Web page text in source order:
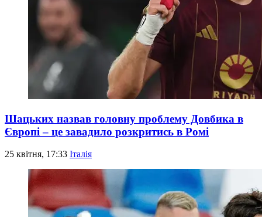
Шацьких назвав головну проблему Довбика в
Європі – це завадило розкритись в Ромі
25 квітня, 17:33 Італія